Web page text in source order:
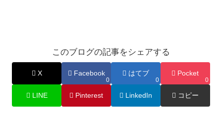
このブログの記事をシェアする
X Facebook
0
はてブ
0
Pocket
0
LINE Pinterest LinkedIn コピー